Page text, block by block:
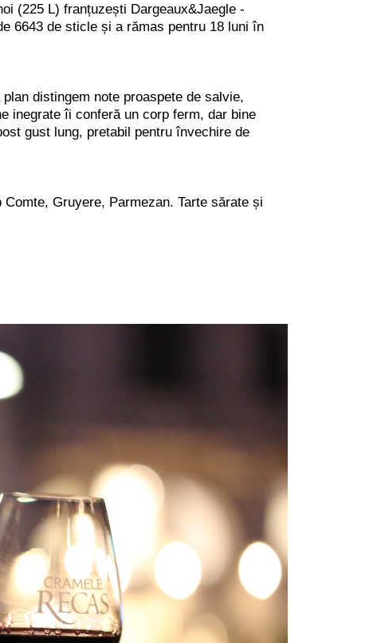
(225 L) franțuzești Dargeaux&Jaegle -
6643 de sticle și a rămas pentru 18 luni în
distingem note proaspete de salvie,
inegrate îi conferă un corp ferm, dar bine
gust lung, pretabil pentru învechire de
Gruyere, Parmezan. Tarte sărate și